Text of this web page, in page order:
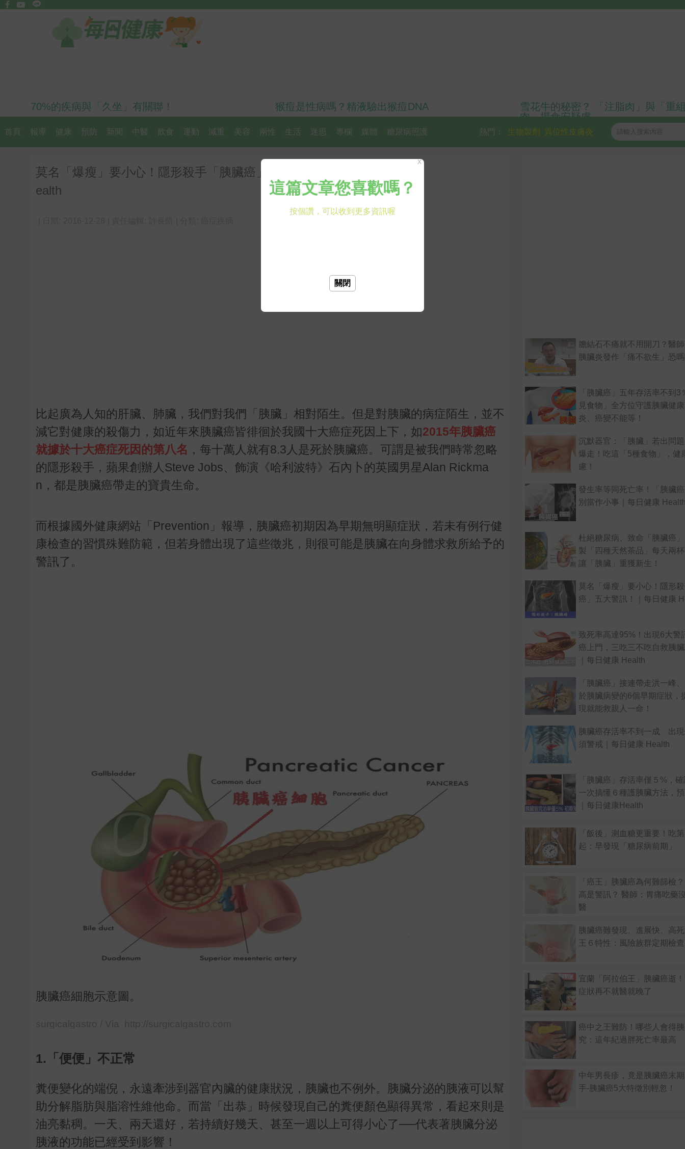
70%的疾病與「久坐」有關聯！ 猴痘是性病嗎？精液驗出猴痘DNA
雪花牛的秘密？ 「注脂肉」與「重
肉」揭食安疑慮
首頁 報導 健康 預防 新聞 中醫 飲食 運動 減重 美容 兩性 生活 迷思 專欄 媒體 糖尿病照護 異位性皮膚炎
生物製劑
熱門：
莫名「爆瘦」要小心！隱形殺手「胰臟癌」五大警訊！｜每日健康 H
ealth
比起廣為人知的肝臟、肺臟，我們對我們「胰臟」相對陌生。但是對胰臟的病症陌生，並不
減它對健康的殺傷力，如近年來胰臟癌皆徘徊於我國十大癌症死因上下，如2015年胰臟癌
就據於十大癌症死因的第八名 ，每十萬人就有8.3 人是死於胰臟癌。可謂是被我們時常忽略
的隱形殺手，蘋果創辦人 Steve Jobs、飾演《哈利波特》石內卜的英國男星Alan Rickma
n ，都是胰臟癌帶走的寶貴生命。
而根據國外健康網站「 Prevention 」報導，胰臟癌初期因為早期無明顯症狀，若未有例行健
康檢查的習慣殊難防範，但若身體出現了這些徵兆，則很可能是胰臟在向身體求救所給予的
警訊了。
胰臟癌細胞示意圖。
1.「便便」不正常
糞便變化的端倪，永遠牽涉到器官內臟的健康狀況，胰臟也不例外。胰臟分泌的胰液可以幫
助分解脂肪與脂溶性維他命。而當「出恭」時候發現自己的糞便顏色顯得異常，看起來則是
油亮黏稠。一天、兩天還好，若持續好幾天、甚至一週以上可得小心了──代表著胰臟分泌
胰液的功能已經受到影響！
膽結石不痛就不用開刀？醫
胰臟炎發作「痛不欲生」恐
「胰臟癌」五年存活率不到3
見食物」全方位守護胰臟健
炎、癌變不能等！
沉默器官：「胰臟」若出問
爆走！吃這「5種食物」，健
慮！
發生率等同死亡率！「胰臟
別當作小事｜每日健康
杜絕糖尿病、致命「胰臟癌
製「四種天然茶品」每天兩
讓「胰臟」重獲新生！
莫名「爆瘦」要小心！隱形
癌」五大警訊！｜每日健康
致死率高達95%！出現6大警
癌上門，三吃三不吃自救胰
｜每日健康 Health
「胰臟癌」接連帶走洪一峰
於胰臟病變的6個早期症狀，
現就能救親人一命！
胰臟癌存活率不到一成 出
須警戒｜每日健康 Health
「胰臟癌」存活率僅５%，
一次搞懂６種護胰臟方法，
｜每日健康Health
「飯後」測血糖更重要！吃
起：早發現「糖尿病前期」
「癌王」胰臟癌為何難篩檢
高是警訊？ 醫師：胃痛吃藥
醫
胰臟癌難發現、進展快、高
王６特性：風險族群定期檢
宜蘭「阿拉伯王」胰臟癌逝
症狀再不就醫就晚了
癌中之王難防！哪些人會得
究：這年紀過胖死亡率最高
中年男長疹，竟是胰臟癌末
手-胰臟癌5大特徵別輕忽！
X
關閉